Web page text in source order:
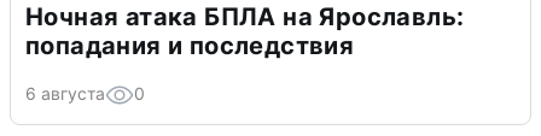
Ночная атака БПЛА на Ярославль:
попадания и последствия
6 августа 0